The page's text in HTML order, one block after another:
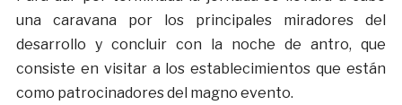
una caravana por los principales miradores del
desarrollo y concluir con la noche de antro, que
consiste en visitar a los establecimientos que están
como patrocinadores del magno evento.